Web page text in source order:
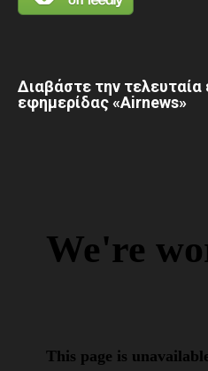
Διαβάστε την
εφημερίδας «Airnews»